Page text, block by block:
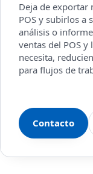
Deja de exportar
POS y subirlos a
análisis o
ventas del POS
necesita,
para flujos de
Contacto